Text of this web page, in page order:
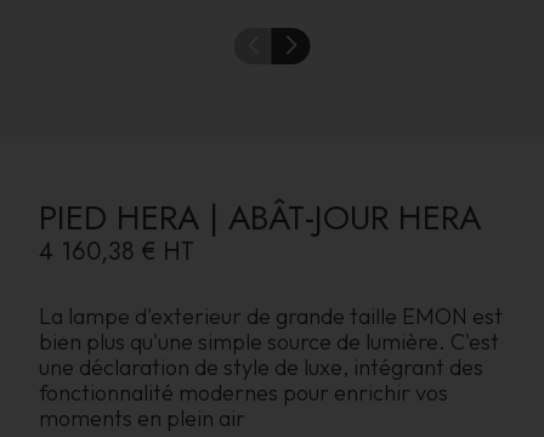
PIED HERA | ABÂT-JOUR HERA
4 160,38 € HT
La lampe d'exterieur de grande taille EMON est
bien plus qu'une simple source de lumière. C'est
une déclaration de style de luxe, intégrant des
fonctionnalité modernes pour enrichir vos
moments en plein air